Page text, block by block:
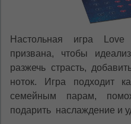
Настольная игра
призвана, чтобы
разжечь страсть,
ноток. Игра подходит
семейным парам,
подарить наслаждение и